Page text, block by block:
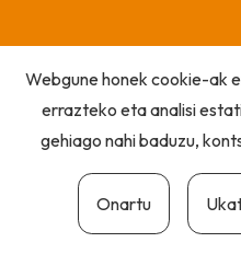
Webgune honek cookie-ak
errazteko eta analisi
gehiago nahi baduzu,
Onartu